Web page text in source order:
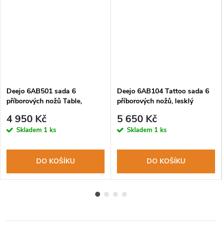
Deejo 6AB501 sada 6
příborových nožů Table,
zubaté ostří
4 950 Kč
Skladem 1 ks
DO KOŠÍKU
Deejo 6AB104 Tattoo sada 6
příborových nožů, lesklý
Blossom
5 650 Kč
Skladem 1 ks
DO KOŠÍKU